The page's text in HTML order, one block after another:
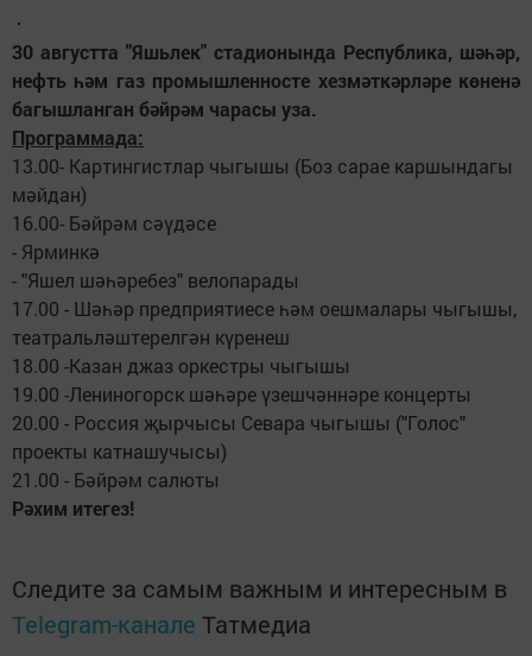
30 августта "Яшьлек" стадионында Республика, шәһәр,
нефть һәм газ промышленносте хезмәткәрләре көненә
багышланган бәйрәм чарасы уза.
Программада:
13.00- Картингистлар чыгышы (Боз сарае каршындагы
мәйдан)
16.00- Бәйрәм сәүдәсе
- Ярминкә
- "Яшел шәһәребез" велопарады
17.00 - Шәһәр предприятиесе һәм оешмалары чыгышы,
театральләштерелгән күренеш
18.00 -Казан джаз оркестры чыгышы
19.00 -Лениногорск шәһәре үзешчәннәре концерты
20.00 - Россия җырчысы Севара чыгышы ("Голос"
проекты катнашучысы)
21.00 - Бәйрәм салюты
Рәхим итегез!
Следите за самым важным и интересным в
Telegram-канале Татмедиа